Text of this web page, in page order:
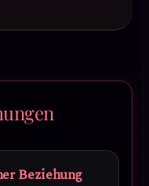
Beziehung